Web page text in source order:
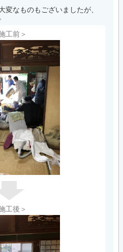
変なものもございましたが、
工前＞
工後＞